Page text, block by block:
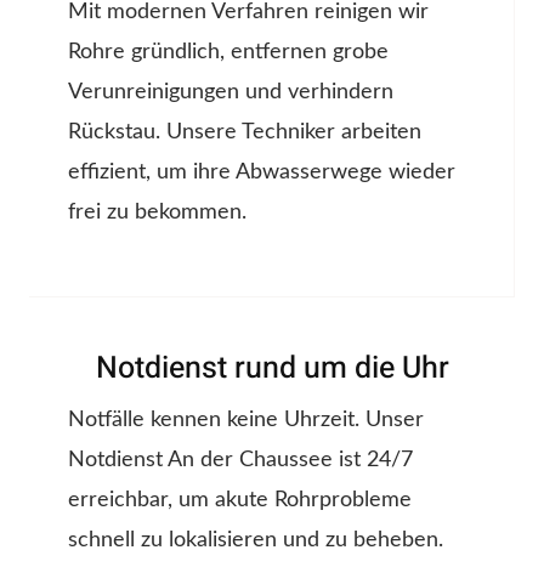
Mit modernen Verfahren reinigen wir
Rohre gründlich, entfernen grobe
Verunreinigungen und verhindern
Rückstau. Unsere Techniker arbeiten
effizient, um ihre Abwasserwege wieder
frei zu bekommen.
Notdienst rund um die Uhr
Notfälle kennen keine Uhrzeit. Unser
Notdienst An der Chaussee ist 24/7
erreichbar, um akute Rohrprobleme
schnell zu lokalisieren und zu beheben.